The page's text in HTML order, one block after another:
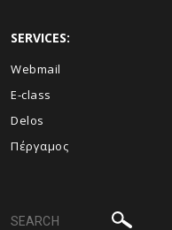
SERVICES:
Webmail
E-class
Delos
Πέργαμος